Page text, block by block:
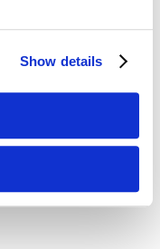
Show details